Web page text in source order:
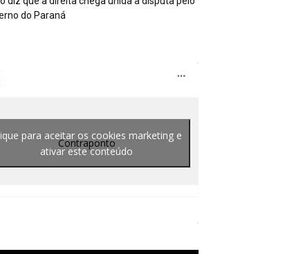
do Paraná
Contraponto
para aceitar os cookies marketing e
ativar este conteúdo